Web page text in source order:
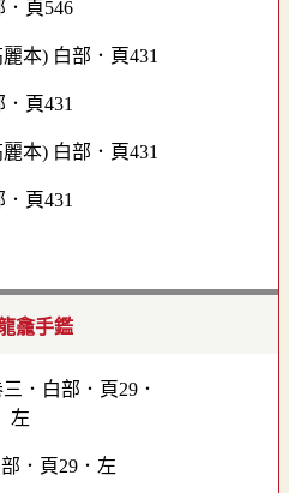
．頁546
．頁431
．頁431
龕手鑑
．頁29．左